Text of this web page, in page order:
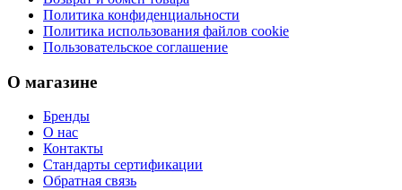
Политика конфиденциальности
Политика использования файлов cookie
Пользовательское соглашение
О магазине
Бренды
О нас
Контакты
Стандарты сертификации
Обратная связь